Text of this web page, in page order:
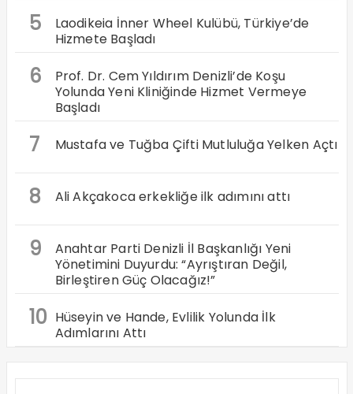
5
Laodikeia İnner Wheel Kulübü, Türkiye’de
Hizmete Başladı
6
Prof. Dr. Cem Yıldırım Denizli’de Koşu
Yolunda Yeni Kliniğinde Hizmet Vermeye
Başladı
7 Mustafa ve Tuğba Çifti Mutluluğa Yelken Açtı
8 Ali Akçakoca erkekliğe ilk adımını attı
9
Anahtar Parti Denizli İl Başkanlığı Yeni
Yönetimini Duyurdu: “Ayrıştıran Değil,
Birleştiren Güç Olacağız!”
10 Hüseyin ve Hande, Evlilik Yolunda İlk
Adımlarını Attı